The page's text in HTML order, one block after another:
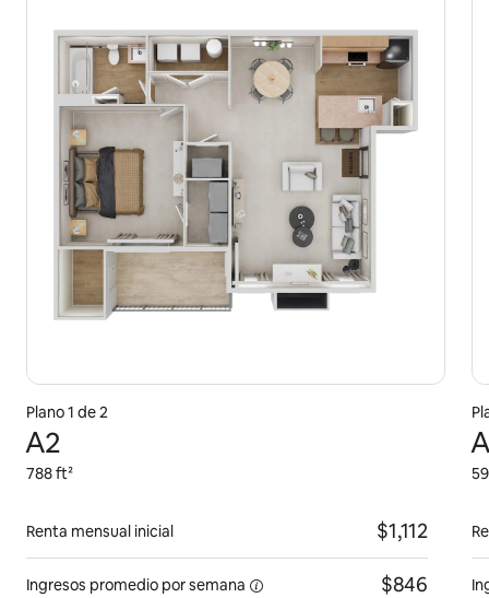
Plano 1 de 2
A2
788 ft²
Renta mensual inicial $1,112
Ingresos promedio porsemana $846